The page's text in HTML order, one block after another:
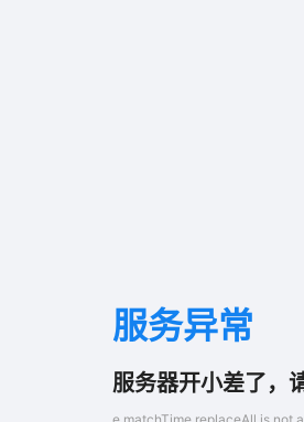
服务异常
服务器开小差了，
e.matchTime.replaceAll is not